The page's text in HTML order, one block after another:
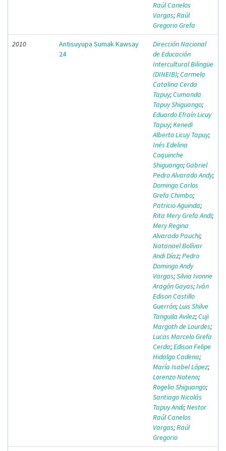
Raúl Canelos
Vargas;Raúl
Gregorio Grefa
2010
Antisuyupa Sumak Kawsay
24
Dirección Nacional
de Educación
Intercultural Bilingüe
(DINEIB);Carmela
Catalina Cerda
Tapuy;Cumanda
Tapuy Shiguango;
Eduardo Efraín Licuy
Tapuy;Kenedi
Alberto Licuy Tapuy;
Inés Edelina
Coquinche
Shiguango;Gabriel
Pedro Alvarado Andy;
Domingo Carlos
Grefa Chimbo;
Patricio Aguinda;
Rita Mery Grefa Andi;
Mery Regina
Alvarado Pauchi;
Natanael Bolívar
Andi Díaz;Pedro
Domingo Andy
Vargas;Silvia Ivonne
Aragón Gayas;Iván
Edison Castillo
Guerrón;Luis Shilve
Tanguila Avilez;Cuji
Margoth de Lourdes;
Lucas Marcelo Grefa
Cerda;Edison Felipe
Hidalgo Cadena;
María Isabel López;
Lorenzo Noteno;
Rogelio Shiguango;
Santiago Nicolás
Tapuy Andi;Nestor
Raúl Canelos
Vargas;Raúl
Gregorio